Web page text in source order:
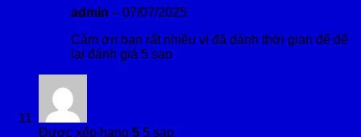
admin – 07/07/2025
Cảm ơn bạn rất nhiều vì đã dành thời gian để để
lại đánh giá 5 sao
Được xếp hạng 5 5 sao